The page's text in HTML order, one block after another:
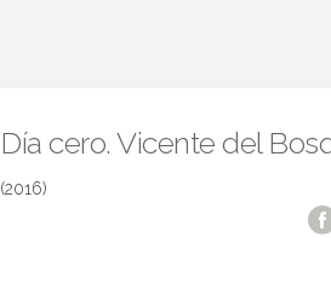
Día cero. Vicente del
(2016)